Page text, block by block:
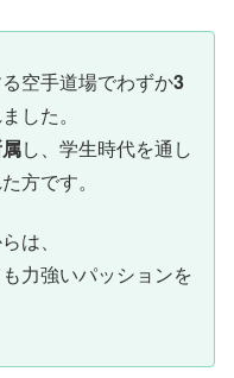
空手道場でわずか3
した。
し、学生時代を通し
方です。
は、
力強いパッションを